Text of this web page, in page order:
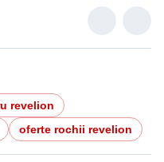
revelion
oferte rochii revelion